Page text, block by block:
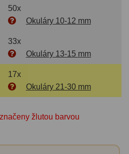
50x
Okuláry 10-12 mm
33x
Okuláry 13-15 mm
17x
Okuláry 21-30 mm
žlutou barvou